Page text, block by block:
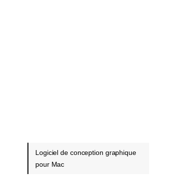
Logiciel de conception graphique
pour Mac